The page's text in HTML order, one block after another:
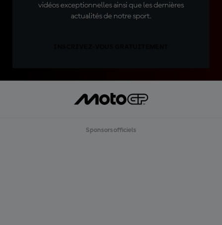
vidéos exceptionnelles ainsi que les dernières
actualités de notre sport.
Sponsors officiels